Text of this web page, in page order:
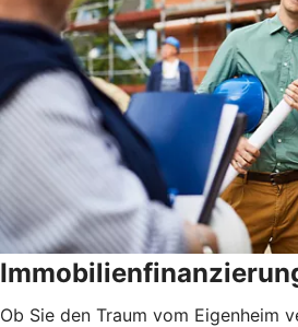
Ob Sie den Traum vom Eigenheim